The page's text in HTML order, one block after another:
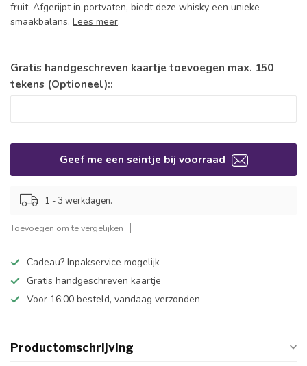
fruit. Afgerijpt in portvaten, biedt deze whisky een unieke
smaakbalans. Lees meer.
Gratis handgeschreven kaartje toevoegen max. 150
tekens (Optioneel)::
Geef me een seintje bij voorraad
1 - 3 werkdagen.
Toevoegen om te vergelijken
Cadeau? Inpakservice mogelijk
Gratis handgeschreven kaartje
Voor 16:00 besteld, vandaag verzonden
Productomschrijving